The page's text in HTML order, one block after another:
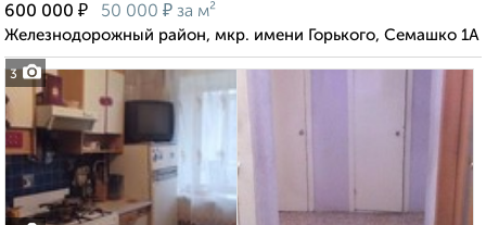
3
600 000 ₽ 50 000 ₽ за м²
Железнодорожный район, мкр. имени Горького, Семашко 1А